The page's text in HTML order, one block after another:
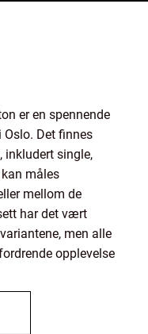
er en spennende
Det finnes
inkludert single,
måles
mellom de
har det vært
men alle
opplevelse